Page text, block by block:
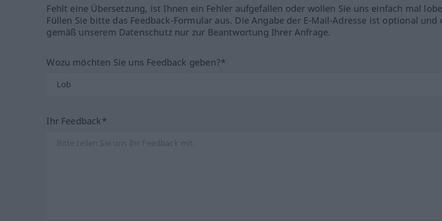
Fehlt eine Übersetzung, ist Ihnen ein Fehler aufgefallen oder wollen Sie uns einfach mal
Füllen Sie bitte das Feedback-Formular aus. Die Angabe der E-Mail-Adresse ist optional und
gemäß unserem Datenschutz nur zur Beantwortung Ihrer Anfrage.
Wozu möchten Sie uns Feedback geben?*
Ihr Feedback*